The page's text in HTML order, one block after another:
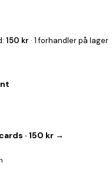
150 kr · 1 forhandler på lager
· 150 kr →